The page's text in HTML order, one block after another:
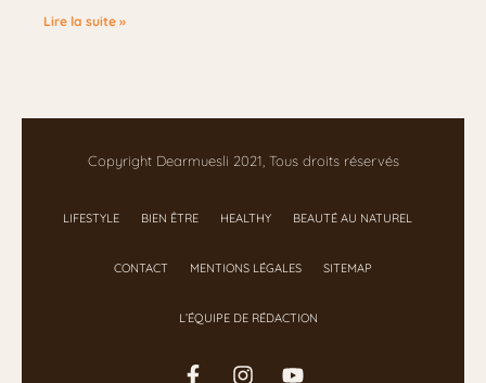
Lire la suite »
Copyright Dearmuesli 2021, Tous droits réservés
LIFESTYLE BIEN ÊTRE HEALTHY BEAUTÉ AU NATUREL
CONTACT MENTIONS LÉGALES SITEMAP
L’ÉQUIPE DE RÉDACTION